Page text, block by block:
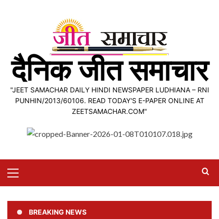
दैनिक जीत समाचार
"JEET SAMACHAR DAILY HINDI NEWSPAPER LUDHIANA – RNI
PUNHIN/2013/60106. READ TODAY'S E-PAPER ONLINE AT
ZEETSAMACHAR.COM"
Menu
BREAKING NEWS